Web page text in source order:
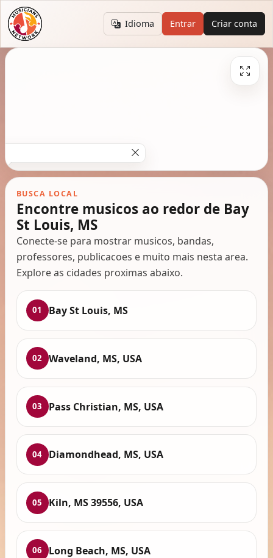
Idioma Entrar Criar conta
BUSCA LOCAL
Encontre musicos ao redor de Bay
St Louis, MS
Conecte-se para mostrar musicos, bandas,
professores, publicacoes e muito mais nesta area.
Explore as cidades proximas abaixo.
01 Bay St Louis, MS
02 Waveland, MS, USA
03 Pass Christian, MS, USA
04 Diamondhead, MS, USA
05 Kiln, MS 39556, USA
06 Long Beach, MS, USA